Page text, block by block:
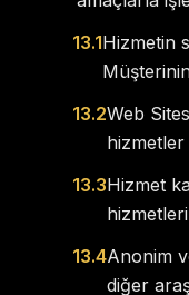
13.1Hizmetin
13.2Web
hizmetler
13.3Hizmet
13.4Anonim
diğer